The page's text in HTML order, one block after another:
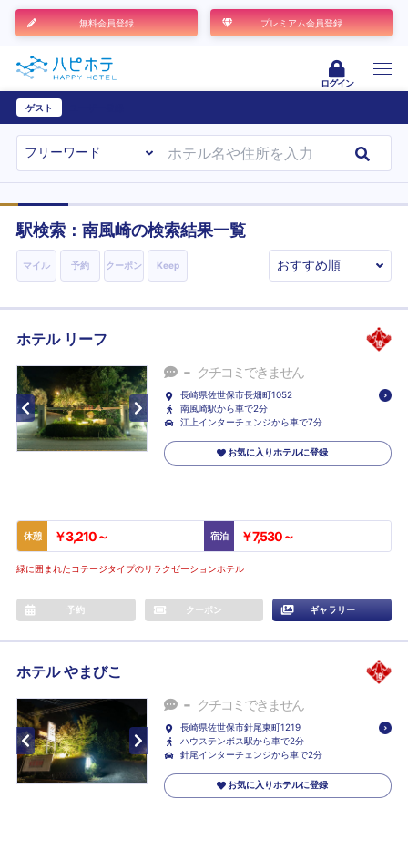
無料会員登録 プレミアム会員登録
ログイン
ゲスト
駅検索： 南風崎の検索結果一覧
マイル 予約 クーポン Keep
ホテル リーフ
- クチコミできません
長崎県佐世保市長畑町1052
南風崎駅から車で2分
江上インターチェンジから車で7分
お気に入りホテルに登録
休憩 ￥3,210～ 宿泊 ￥7,530～
緑に囲まれたコテージタイプのリラクゼーションホテル
予約 クーポン ギャラリー
ホテル やまびこ
- クチコミできません
長崎県佐世保市針尾東町1219
ハウステンボス駅から車で2分
針尾インターチェンジから車で2分
お気に入りホテルに登録